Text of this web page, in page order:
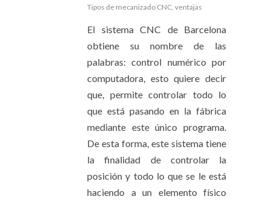
Tipos de mecanizado CNC, ventajas
El sistema CNC de Barcelona
obtiene su nombre de las
palabras: control numérico por
computadora, esto quiere decir
que, permite controlar todo lo
que está pasando en la fábrica
mediante este único programa.
De esta forma, este sistema tiene
la finalidad de controlar la
posición y todo lo que se le está
haciendo a un elemento físico